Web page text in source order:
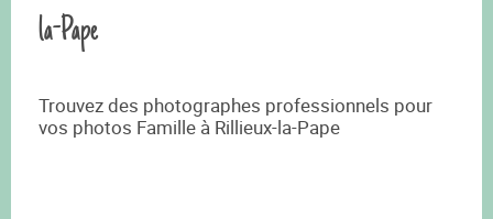
la-Pape
Trouvez des photographes professionnels pour
vos photos Famille à Rillieux-la-Pape